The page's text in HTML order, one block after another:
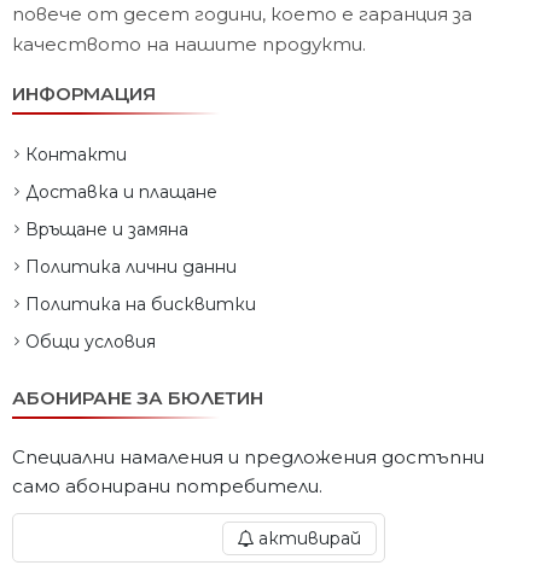
повече от десет години, което е гаранция за
качеството на нашите продукти.
ИНФОРМАЦИЯ
Контакти
Доставка и плащане
Връщане и замяна
Политика лични данни
Политика на бисквитки
Общи условия
АБОНИРАНЕ ЗА БЮЛЕТИН
Специални намаления и предложения достъпни
само абонирани потребители.
активирай